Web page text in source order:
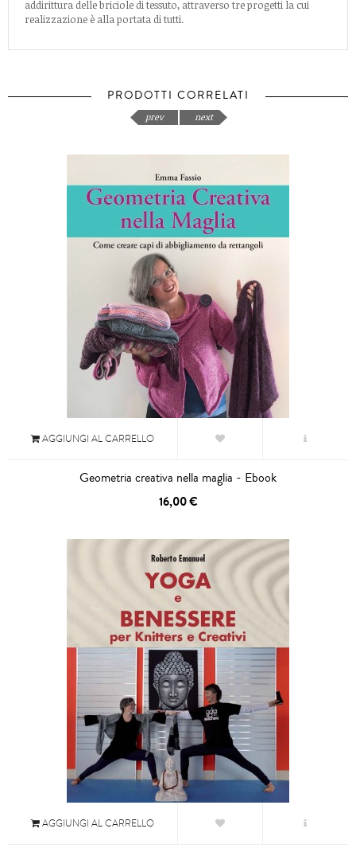
addirittura delle briciole di tessuto, attraverso tre progetti la cui
realizzazione è alla portata di tutti.
PRODOTTI CORRELATI
prev next
AGGIUNGI AL CARRELLO
Geometria creativa nella maglia - Ebook
16,00 €
AGGIUNGI AL CARRELLO